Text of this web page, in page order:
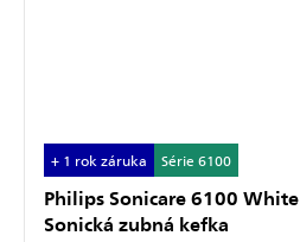
+ 1 rok záruka Série 6100
Philips Sonicare 6100 White
Sonická zubná kefka